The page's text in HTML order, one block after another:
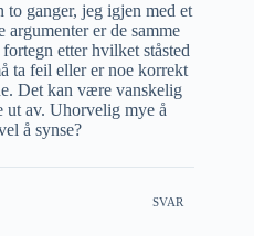
to ganger, jeg igjen med et
er de samme
etter hvilket ståsted
ta feil eller er noe korrekt
Det kan være vanskelig
ut av. Uhorvelig mye å
å synse?
SVAR